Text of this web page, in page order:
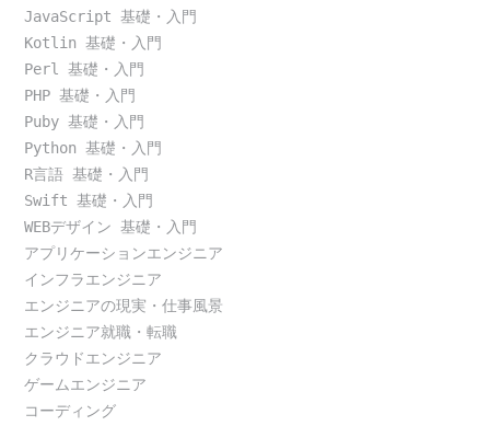
JavaScript 基礎・入門
Kotlin 基礎・入門
Perl 基礎・入門
PHP 基礎・入門
Puby 基礎・入門
Python 基礎・入門
R言語 基礎・入門
Swift 基礎・入門
WEBデザイン 基礎・入門
アプリケーションエンジニア
インフラエンジニア
エンジニアの現実・仕事風景
エンジニア就職・転職
クラウドエンジニア
ゲームエンジニア
コーディング